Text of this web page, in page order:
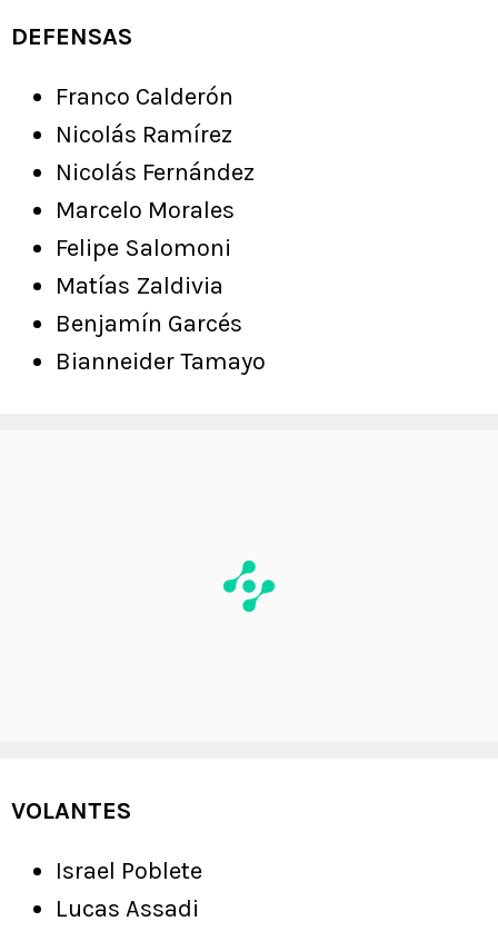
DEFENSAS
Franco Calderón
Nicolás Ramírez
Nicolás Fernández
Marcelo Morales
Felipe Salomoni
Matías Zaldivia
Benjamín Garcés
Bianneider Tamayo
VOLANTES
Israel Poblete
Lucas Assadi